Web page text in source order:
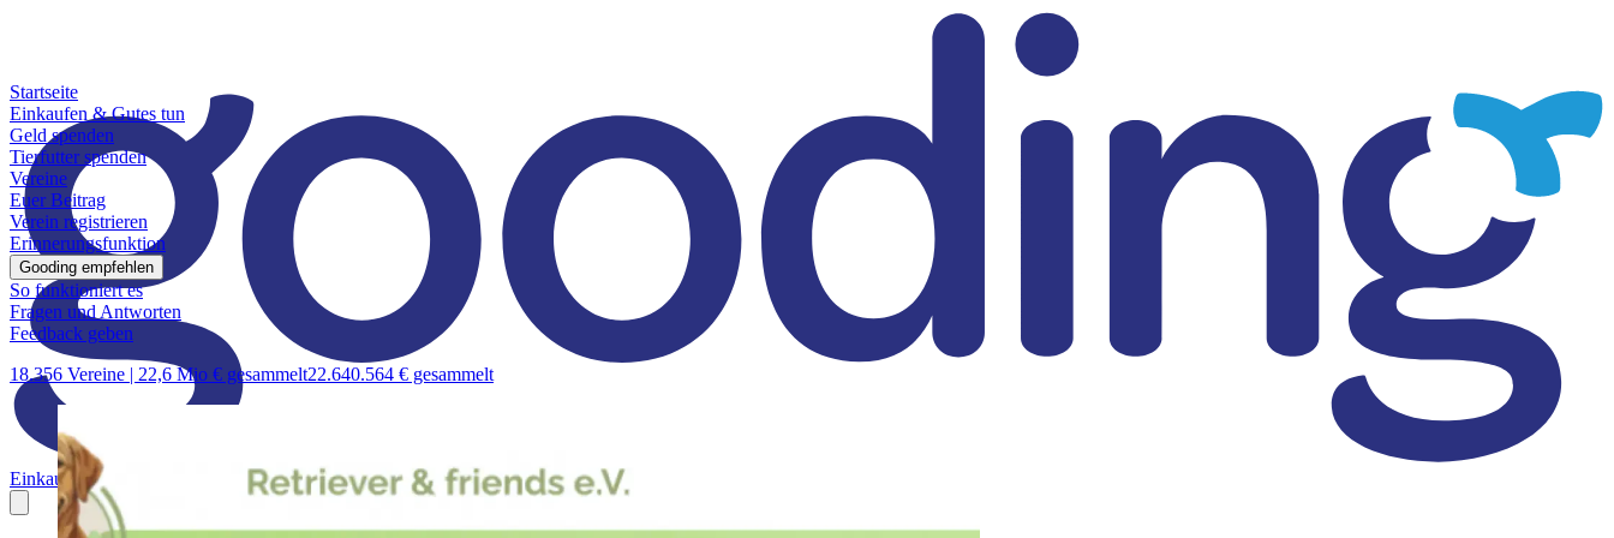
Einkaufen & Gutes tun Geld spendenTierfutter spendenVereineEuer Beitrag
Startseite
Einkaufen & Gutes tun
Geld spenden
Tierfutter spenden
Vereine
Euer Beitrag
Verein registrieren
Erinnerungsfunktion
Gooding empfehlen
So funktioniert es
Fragen und Antworten
Feedback geben
18.356 Vereine | 22,6 Mio € gesammelt22.640.564 € gesammelt